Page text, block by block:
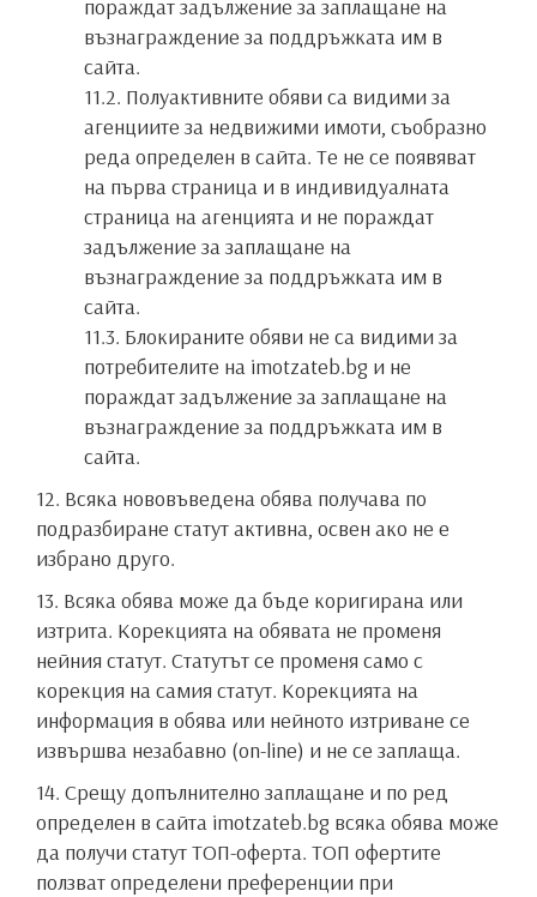
пораждат задължение за заплащане на
възнаграждение за поддръжката им в
сайта.
11.2. Полуактивните обяви са видими за
агенциите за недвижими имоти, съобразно
реда определен в сайта. Те не се появяват
на първа страница и в индивидуалната
страница на агенцията и не пораждат
задължение за заплащане на
възнаграждение за поддръжката им в
сайта.
11.3. Блокираните обяви не са видими за
потребителите на imotzateb.bg и не
пораждат задължение за заплащане на
възнаграждение за поддръжката им в
сайта.
12. Всяка нововъведена обява получава по
подразбиране статут активна, освен ако не е
избрано друго.
13. Всяка обява може да бъде коригирана или
изтрита. Корекцията на обявата не променя
нейния статут. Статутът се променя само с
корекция на самия статут. Корекцията на
информация в обява или нейното изтриване се
извършва незабавно (on-line) и не се заплаща.
14. Срещу допълнително заплащане и по ред
определен в сайта imotzateb.bg всяка обява може
да получи статут ТОП-оферта. ТОП офертите
ползват определени преференции при